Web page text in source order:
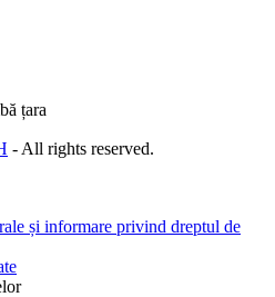
țara
- All rights reserved.
și informare privind dreptul de